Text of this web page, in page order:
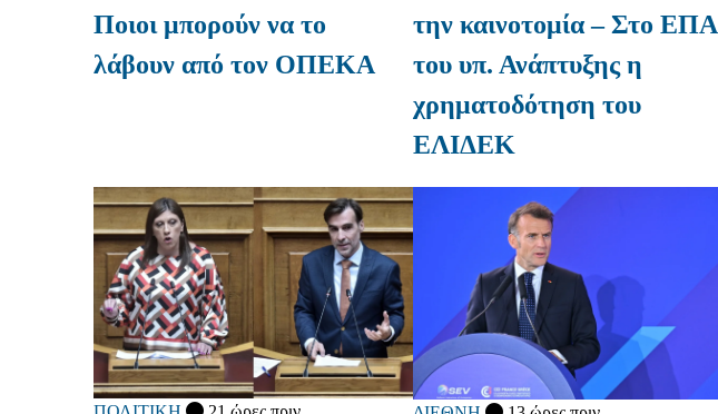
Ποιοι μπορούν να το
λάβουν από τον ΟΠΕΚΑ
την καινοτομία – Στο ΕΠΑ
του υπ. Ανάπτυξης η
χρηματοδότηση του
ΕΛΙΔΕΚ